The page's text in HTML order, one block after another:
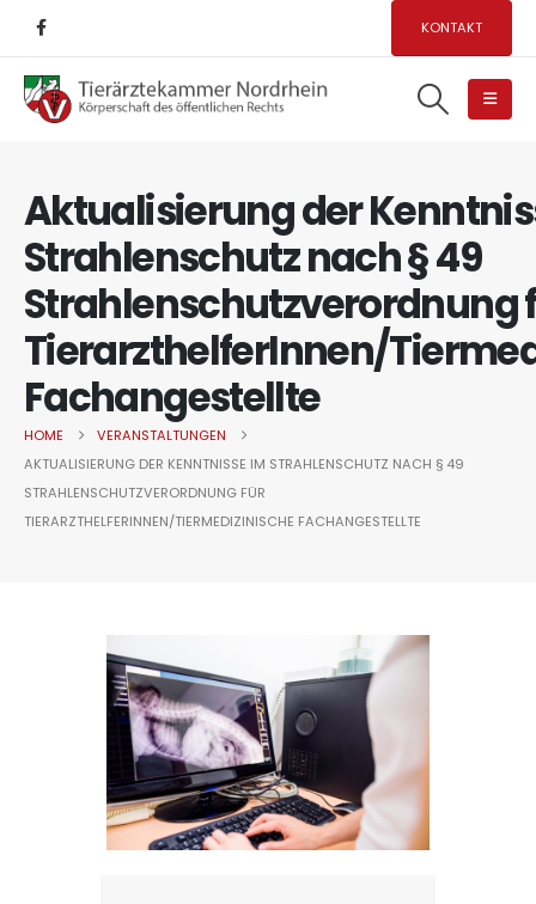
KONTAKT
Aktualisierung der
Strahlenschutz nach § 49
Strahlenschutzverordnung
TierarzthelferInnen/
Fachangestellte
HOME
VERANSTALTUNGEN
AKTUALISIERUNG DER KENNTNISSE IM STRAHLENSCHUTZ NACH § 49
STRAHLENSCHUTZVERORDNUNG FÜR
TIERARZTHELFERINNEN/TIERMEDIZINISCHE FACHANGESTELLTE